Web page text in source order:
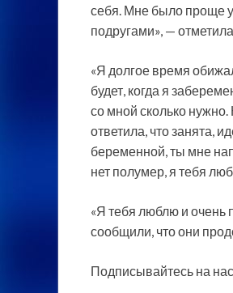
себя. Мне было проще
подругами», —
«Я долгое время
будет, когда я
со мной сколько
ответила, что занята,
беременной, ты мне
нет полумер, я тебя
«Я тебя люблю и очень
сообщили, что они
Подписывайтесь на